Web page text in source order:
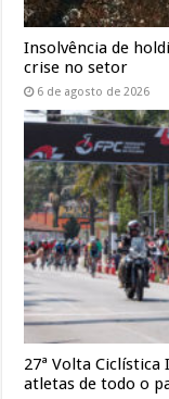
Insolvência de
crise no setor
6 de agosto de 2026
27ª Volta
atletas de todo o